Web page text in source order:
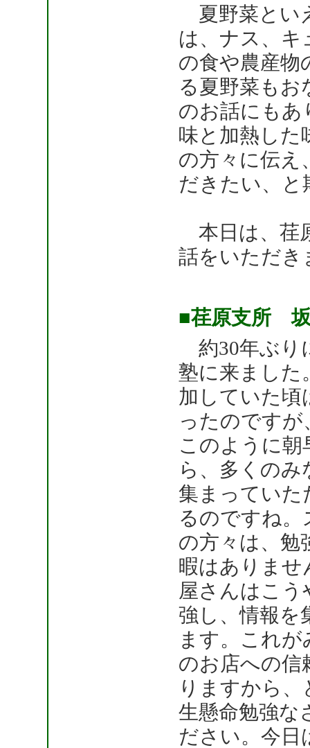
夏野菜とい
は、ナス、キ
の食や農産物
る夏野菜もお
のお話にもあ
味と加熱した
の方々に伝え
だきたい、と
本日は、荏
話をいただき
■荏原支所
約30年ぶり
塾に来ました
加していた頃
ったのですが
このように朝
ら、多くのみ
集まっていた
るのですね。
の方々は、勉
暇はありませ
屋さんはこう
強し、情報を
ます。これ
のお店への信
りますから、
生懸命勉強な
ださい。今日